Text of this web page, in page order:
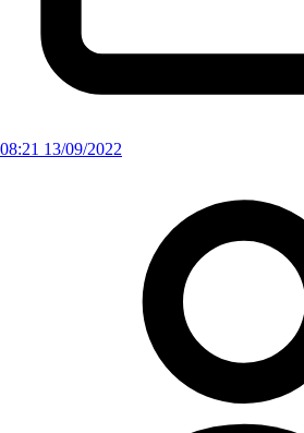
08:21 13/09/2022